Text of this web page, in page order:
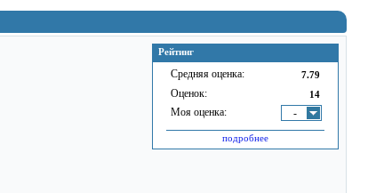
Рейтинг
Средняя оценка: 7.79
Оценок: 14
Моя оценка: -
подробнее